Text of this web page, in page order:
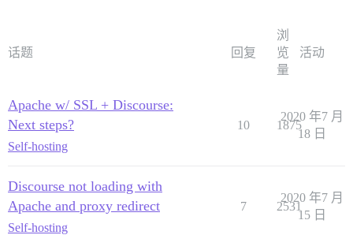
话题 回复
浏
览
量
活动
Apache w/ SSL + Discourse:
Next steps?
Self-hosting
10 1875
2020 年7 月
18 日
Discourse not loading with
Apache and proxy redirect
Self-hosting
7 2531
2020 年7 月
15 日